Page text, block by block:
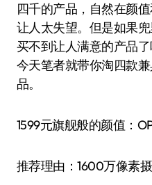
四千的产品，自然在颜
让人太失望。但是如果
买不到让人满意的产品
今天笔者就带你淘四款
品。
1599元旗舰般的颜值：
推荐理由：1600万像素